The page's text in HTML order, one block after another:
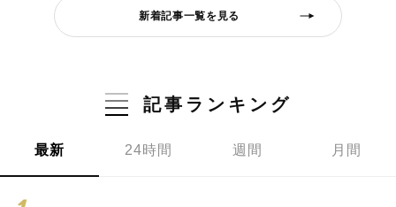
新着記事一覧を見る
記事ランキング
最新 24時間 週間 月間